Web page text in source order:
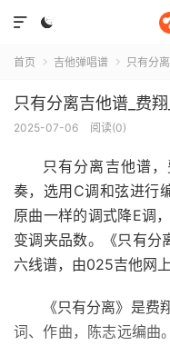


首页  吉他弹唱谱  只有分
只有分离吉他谱_费
2025-07-06 阅读(0)
只有分离吉他谱
奏，选用C调和弦进行
原曲一样的调式降E调
变调夹品数。《只有分
六线谱，由025吉他网上
《只有分离》是
词、作曲，陈志远编曲